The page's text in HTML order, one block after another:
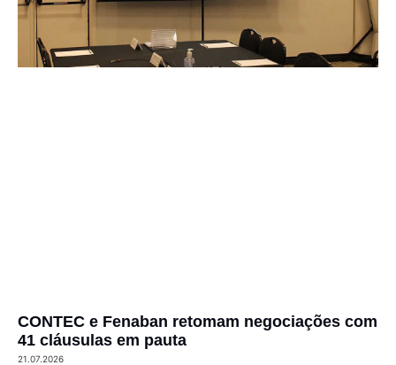
CONTEC e Fenaban retomam negociações com
41 cláusulas em pauta
21.07.2026